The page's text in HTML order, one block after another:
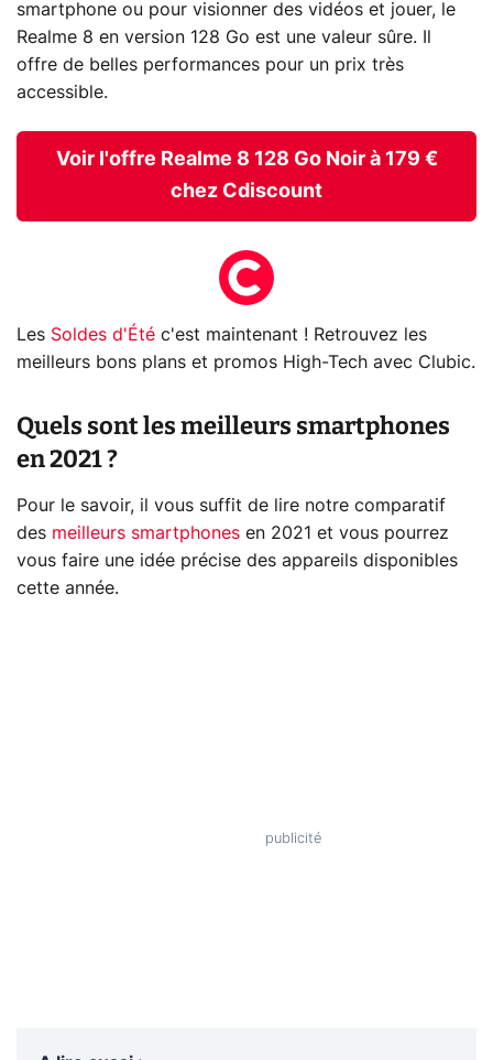
smartphone ou pour visionner des vidéos et jouer, le
Realme 8 en version 128 Go est une valeur sûre. Il
offre de belles performances pour un prix très
accessible.
Voir l'offre Realme 8 128 Go Noir à 179 €
chez Cdiscount
Les Soldes d'Été c'est maintenant ! Retrouvez les
meilleurs bons plans et promos High-Tech avec Clubic.
Quels sont les meilleurs smartphones
en 2021 ?
Pour le savoir, il vous suffit de lire notre comparatif
des meilleurs smartphones en 2021 et vous pourrez
vous faire une idée précise des appareils disponibles
cette année.